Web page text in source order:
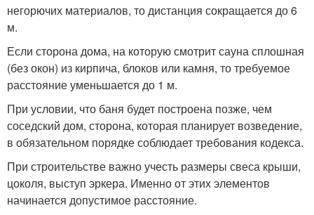
негорючих материалов, то дистанция сокращается до 6
м.
Если сторона дома, на которую смотрит сауна сплошная
(без окон) из кирпича, блоков или камня, то требуемое
расстояние уменьшается до 1 м.
При условии, что баня будет построена позже, чем
соседский дом, сторона, которая планирует возведение,
в обязательном порядке соблюдает требования кодекса.
При строительстве важно учесть размеры свеса крыши,
цоколя, выступ эркера. Именно от этих элементов
начинается допустимое расстояние.